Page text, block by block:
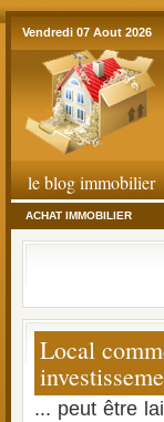
Vendredi 07 Aout 2026
le blog immobilier
ACHAT IMMOBILIER
Local
... peut être